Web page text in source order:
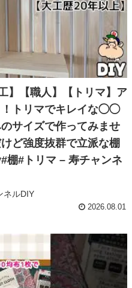
】【職人】【トリマ】ア
！トリマでキレイな◯◯
サイズで作ってみませ
ど強度抜群で立派な棚
棚#トリマ – 寿チャンネ
ネルDIY
2026.08.01